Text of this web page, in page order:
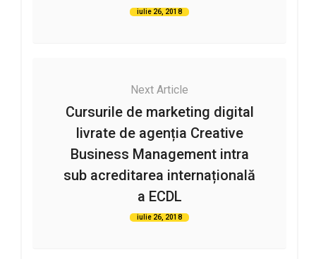
iulie 26, 2018
Next Article
Cursurile de marketing digital
livrate de agenția Creative
Business Management intra
sub acreditarea internațională
a ECDL
iulie 26, 2018